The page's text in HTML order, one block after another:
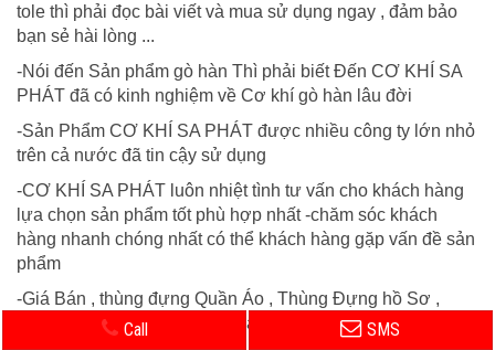
tole thì phải đọc bài viết và mua sử dụng ngay , đảm bảo
bạn sẻ hài lòng ...
-Nói đến Sản phẩm gò hàn Thì phải biết Đến CƠ KHÍ SA
PHÁT đã có kinh nghiệm về Cơ khí gò hàn lâu đời
-Sản Phẩm CƠ KHÍ SA PHÁT được nhiều công ty lớn nhỏ
trên cả nước đã tin cậy sử dụng
-CƠ KHÍ SA PHÁT luôn nhiệt tình tư vấn cho khách hàng
lựa chọn sản phẩm tốt phù hợp nhất -chăm sóc khách
hàng nhanh chóng nhất có thể khách hàng gặp vấn đề sản
phẩm
-Giá Bán , thùng đựng Quần Áo , Thùng Đựng hồ Sơ ,
Thùng đựng tài liệu Giá rẻ nhất Tại TP Hồ Chí Minh
Call SMS